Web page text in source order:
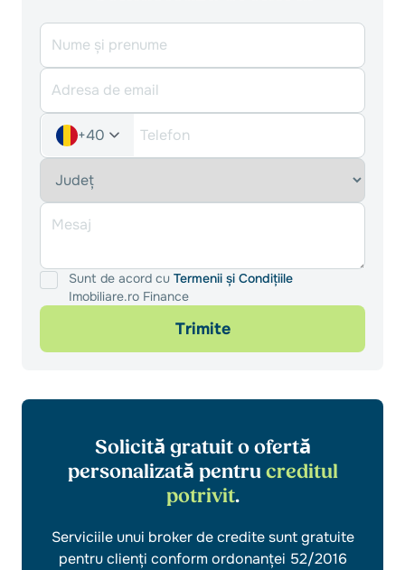
+40
Sunt de acord cu Termenii și Condițiile
Imobiliare.ro Finance
Trimite
Solicită gratuit o ofertă
personalizată pentrucreditul
potrivit.
Serviciile unui broker de credite sunt gratuite
pentru clienți conform ordonanței 52/2016